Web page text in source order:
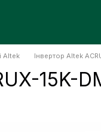
Altek Інвертор Altek
15K-